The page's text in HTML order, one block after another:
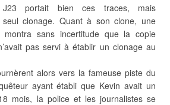
J23 portait bien ces traces, mais
clonage. Quant à son clone, une
montra sans incertitude que la copie
pas servi à établir un clonage au
alors vers la fameuse piste du
ayant établi que Kevin avait un
mois, la police et les journalistes se